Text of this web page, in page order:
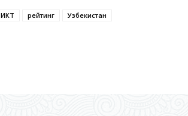
ИКТ рейтинг Узбекистан